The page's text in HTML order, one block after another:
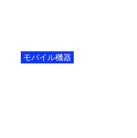
モバイル機器